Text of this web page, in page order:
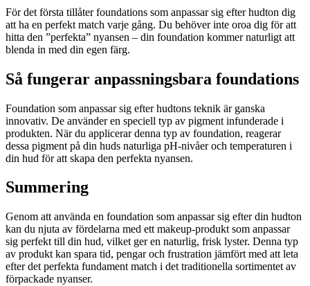
För det första tillåter foundations som anpassar sig efter hudton dig
att ha en perfekt match varje gång. Du behöver inte oroa dig för att
hitta den ”perfekta” nyansen – din foundation kommer naturligt att
blenda in med din egen färg.
Så fungerar anpassningsbara foundations
Foundation som anpassar sig efter hudtons teknik är ganska
innovativ. De använder en speciell typ av pigment infunderade i
produkten. När du applicerar denna typ av foundation, reagerar
dessa pigment på din huds naturliga pH-nivåer och temperaturen i
din hud för att skapa den perfekta nyansen.
Summering
Genom att använda en foundation som anpassar sig efter din hudton
kan du njuta av fördelarna med ett makeup-produkt som anpassar
sig perfekt till din hud, vilket ger en naturlig, frisk lyster. Denna typ
av produkt kan spara tid, pengar och frustration jämfört med att leta
efter det perfekta fundament match i det traditionella sortimentet av
förpackade nyanser.